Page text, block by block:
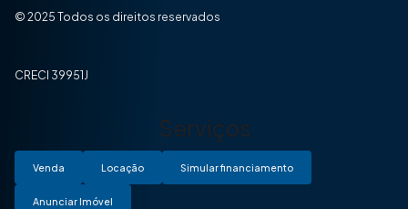
© 2025 Todos os direitos reservados
CRECI 39951J
Serviços
Venda Locação Simular financiamento
Anunciar Imóvel